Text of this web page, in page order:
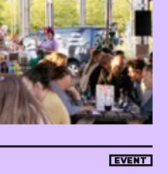
EVENT